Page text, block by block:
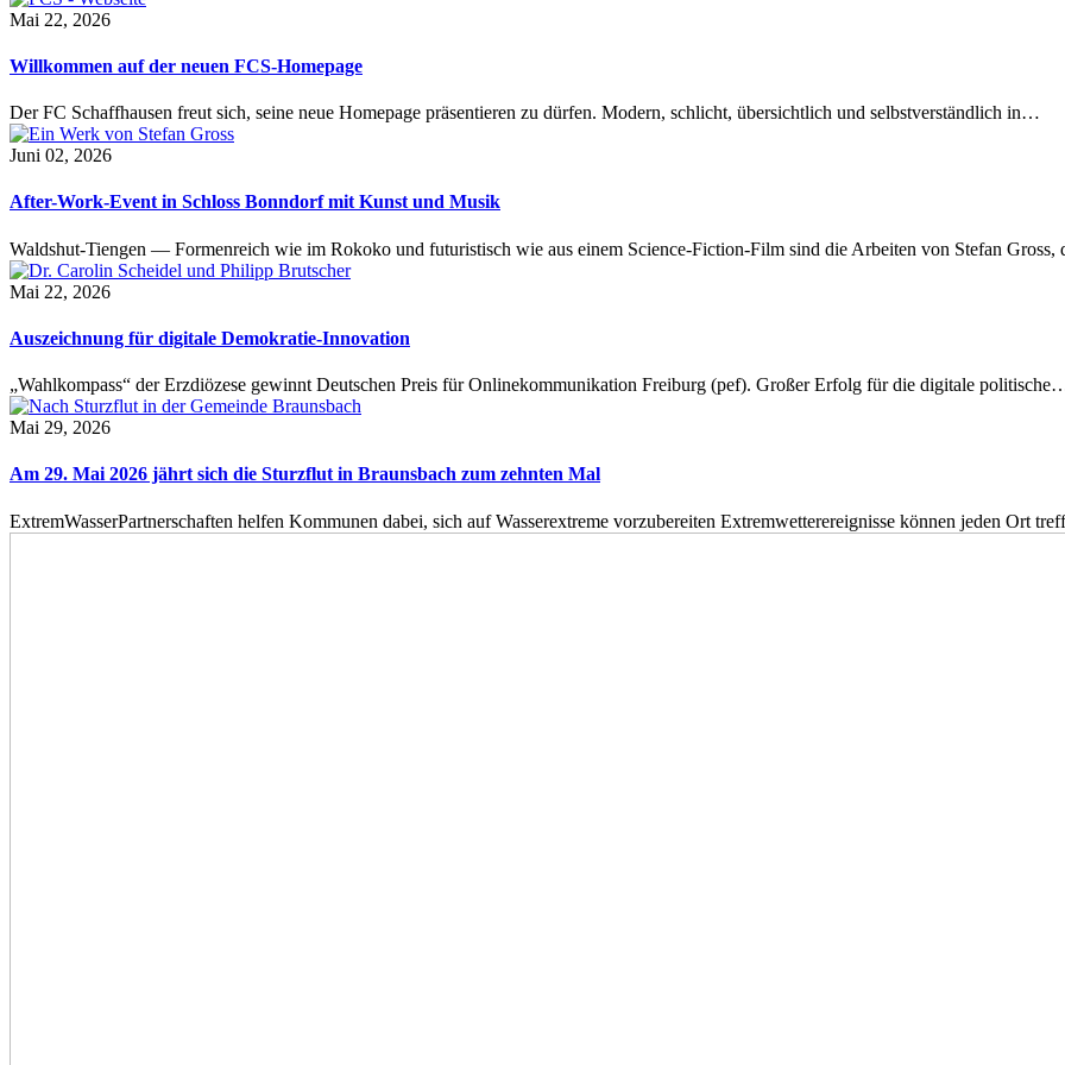
Mai 22, 2026
Willkommen auf der neuen FCS-Homepage
Der FC Schaffhausen freut sich, seine neue Homepage präsentieren zu dürfen. Modern, schlicht, übersichtlich und selbstverständlich in…
Juni 02, 2026
After-Work-Event in Schloss Bonndorf mit Kunst und Musik
Waldshut-Tiengen — Formenreich wie im Rokoko und futuristisch wie aus einem Science-Fiction-Film sind die Arbeiten von Stefan
Mai 22, 2026
Auszeichnung für digitale Demokratie-Innovation
„Wahlkompass“ der Erzdiözese gewinnt Deutschen Preis für Onlinekommunikation Freiburg (pef). Großer Erfolg für die digitale
Mai 29, 2026
Am 29. Mai 2026 jährt sich die Sturzflut in Braunsbach zum zehnten Mal
ExtremWasserPartnerschaften helfen Kommunen dabei, sich auf Wasserextreme vorzubereiten Extremwetterereignisse können jeden Ort